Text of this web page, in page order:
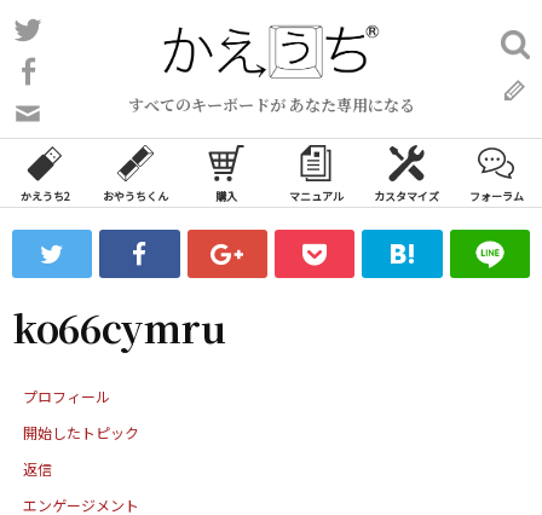
コ
ン
ン
ツ
ス
ッ
プ
すべてのキーボードが あなた専用になる
い
合
わ
フ
ォ
ム
検
索:
かえうち2 おやうちくん 購入 マニュアル カスタマイズ フォーラム
ko66cymru
プロフィール
開始したトピック
返信
エンゲージメント